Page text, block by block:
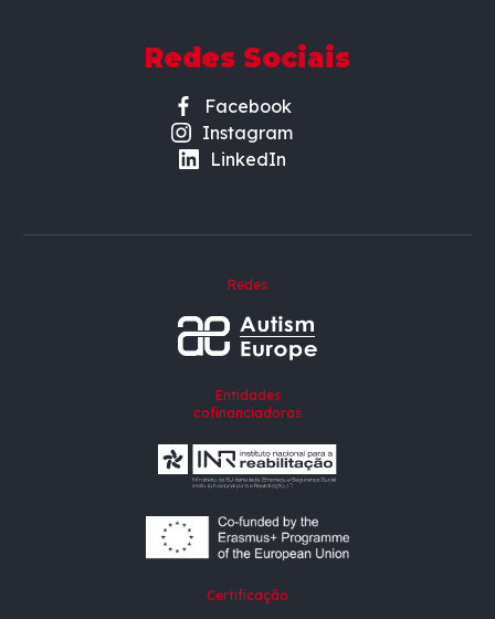
Redes Sociais
Facebook
Instagram
LinkedIn
Redes
Entidades
cofinanciadoras
Certificação